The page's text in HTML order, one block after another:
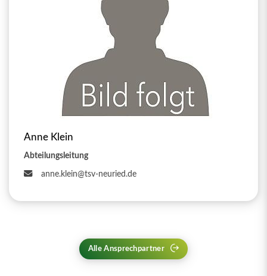
Anne Klein
Abteilungsleitung
anne.klein@tsv-neuried.de
Alle Ansprechpartner